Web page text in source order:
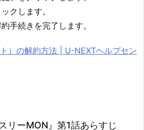
クします。
手続きを完了します。
）の解約方法 | U-NEXTヘルプセン
リーMON』第1話あらすじ